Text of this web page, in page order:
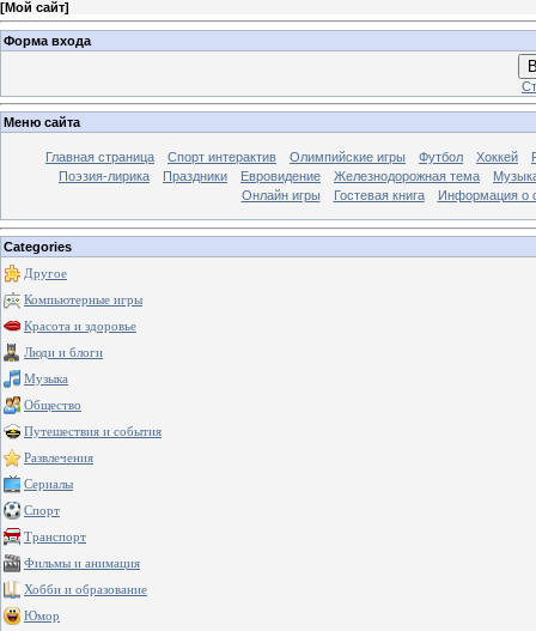
[Мой сайт]
Форма входа
Меню сайта
Главная страница Спорт интерактив Олимпийские игры Футбол Хоккей
Поэзия-лирика
Праздники Евровидение Железнодорожная тема
Онлайн игры
Гостевая книга Информация о
Categories
Другое
Компьютерные игры
Красота и здоровье
Люди и блоги
Музыка
Общество
Путешествия и события
Развлечения
Сериалы
Спорт
Транспорт
Фильмы и анимация
Хобби и образование
Юмор